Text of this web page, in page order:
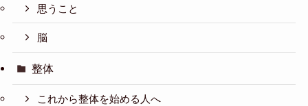
思うこと
脳
整体
これから整体を始める人へ